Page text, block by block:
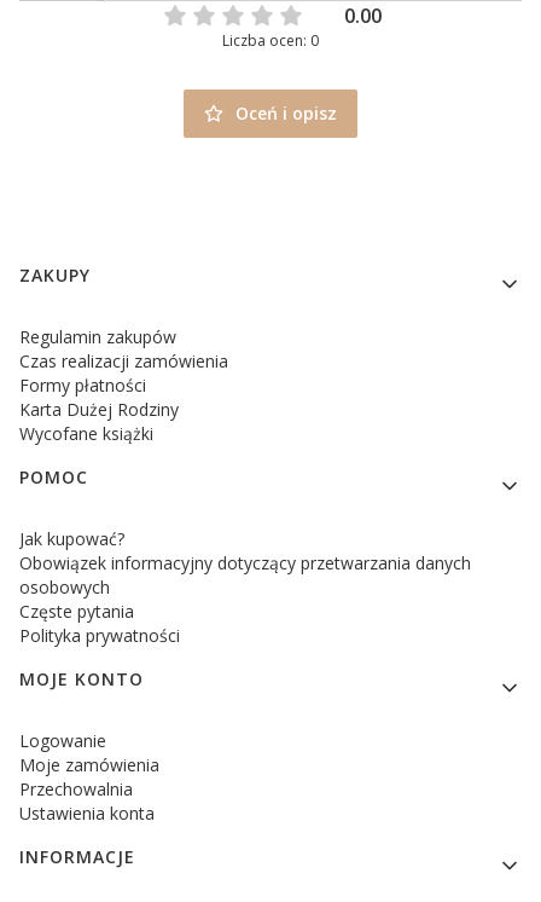
0.00
Liczba ocen: 0
Oceń i opisz
Linki w stopce
ZAKUPY
Regulamin zakupów
Czas realizacji zamówienia
Formy płatności
Karta Dużej Rodziny
Wycofane książki
POMOC
Jak kupować?
Obowiązek informacyjny dotyczący przetwarzania danych
osobowych
Częste pytania
Polityka prywatności
MOJE KONTO
Logowanie
Moje zamówienia
Przechowalnia
Ustawienia konta
INFORMACJE